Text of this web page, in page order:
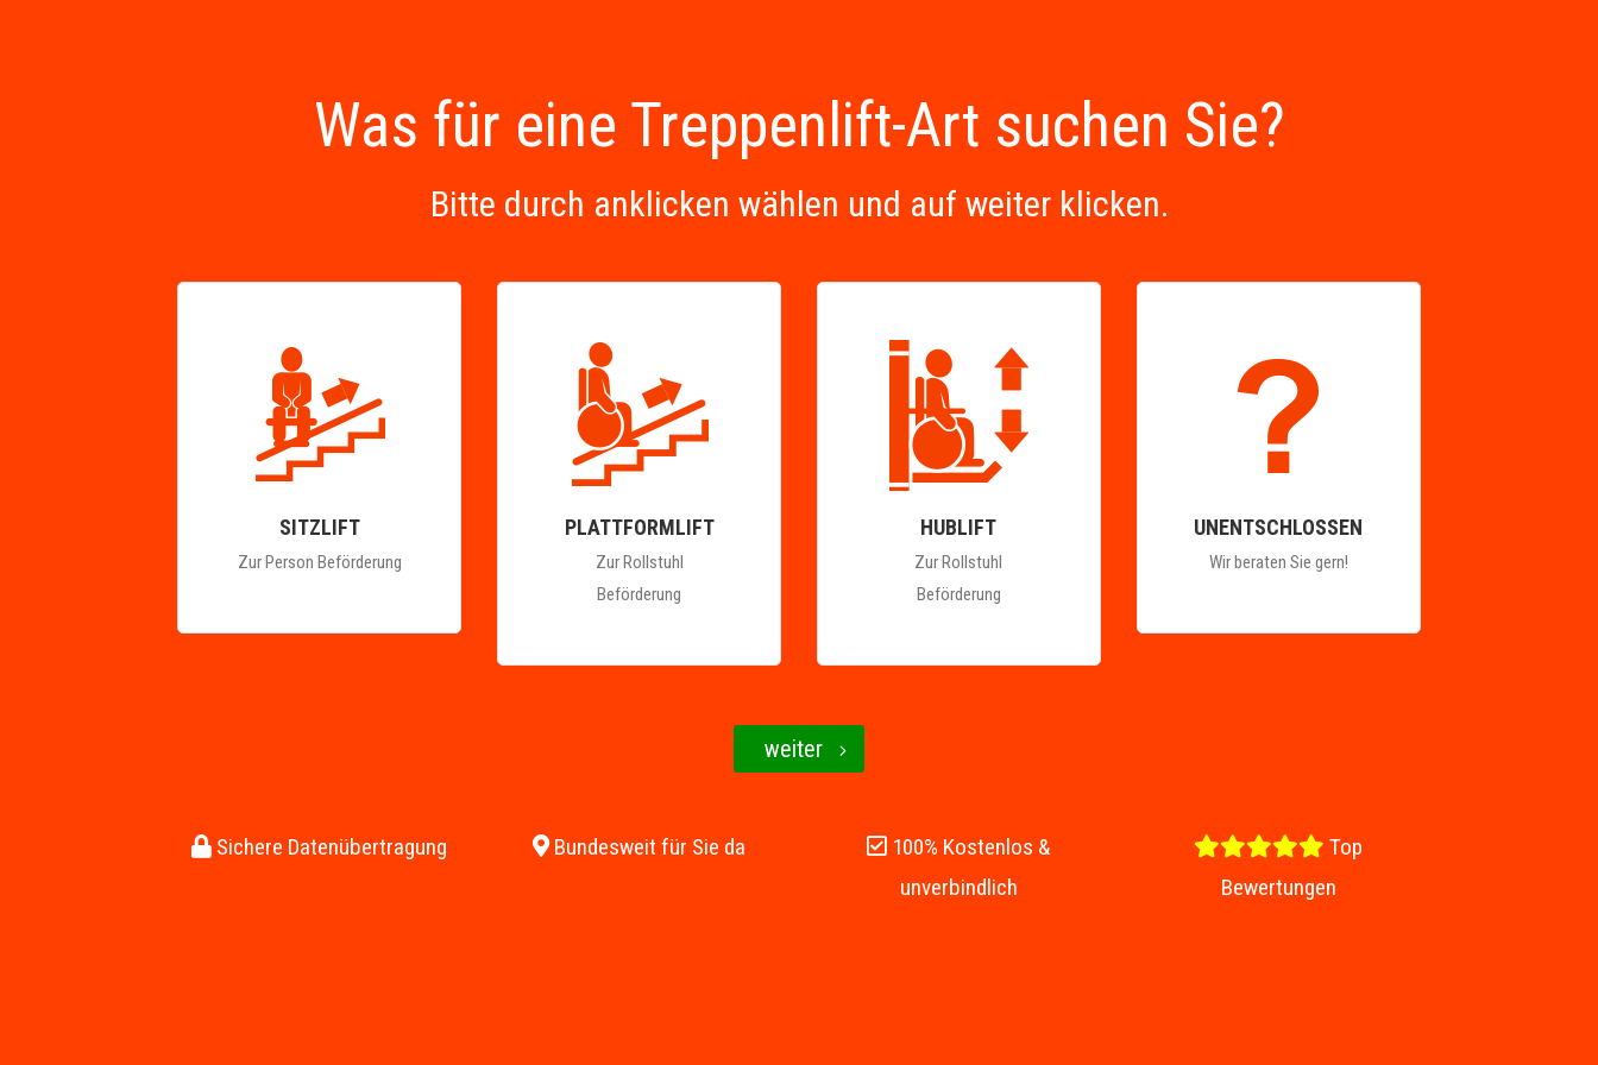
Was für eine Treppenlift-Art suchen Sie?
Bitte durch anklicken wählen und auf weiter klicken.
SITZLIFT
Zur Person Beförderung
PLATTFORMLIFT
Zur Rollstuhl
Beförderung
HUBLIFT
Zur Rollstuhl
Beförderung
UNENTSCHLOSSEN
Wir beraten Sie gern!
weiter
Sichere Datenübertragung Bundesweit für Sie da
100% Kostenlos &
unverbindlich
Top
Bewertungen